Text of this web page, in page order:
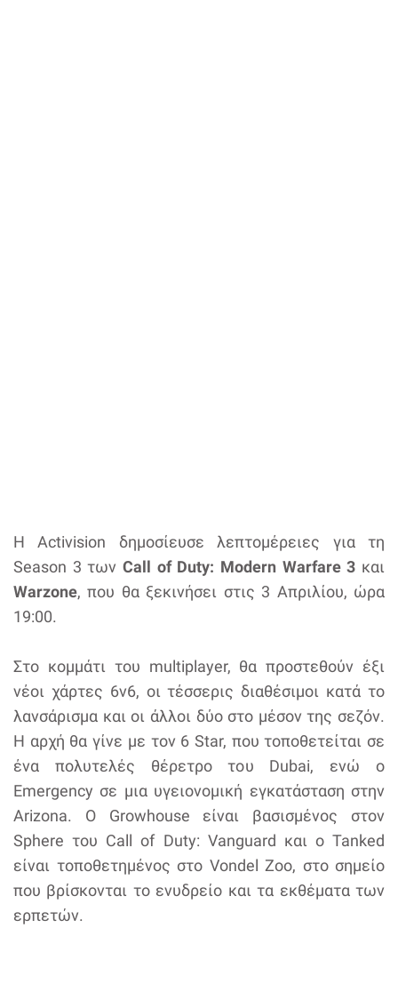
Η Activision δημοσίευσε λεπτομέρειες για τη
Season 3 των Call of Duty: Modern Warfare 3 και
Warzone, που θα ξεκινήσει στις 3 Απριλίου, ώρα
19:00.
Στο κομμάτι του multiplayer, θα προστεθούν έξι
νέοι χάρτες 6v6, οι τέσσερις διαθέσιμοι κατά το
λανσάρισμα και οι άλλοι δύο στο μέσον της σεζόν.
Η αρχή θα γίνε με τον 6 Star, που τοποθετείται σε
ένα πολυτελές θέρετρο του Dubai, ενώ ο
Emergency σε μια υγειονομική εγκατάσταση στην
Arizona. Ο Growhouse είναι βασισμένος στον
Sphere του Call of Duty: Vanguard και ο Tanked
είναι τοποθετημένος στο Vondel Zoo, στο σημείο
που βρίσκονται το ενυδρείο και τα εκθέματα των
ερπετών.